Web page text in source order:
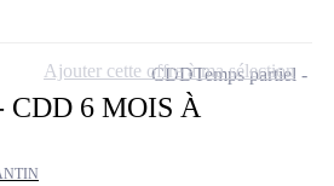
CDD 6 MOIS À
CDDTemps partiel
Ajouter cette offre à ma sélection